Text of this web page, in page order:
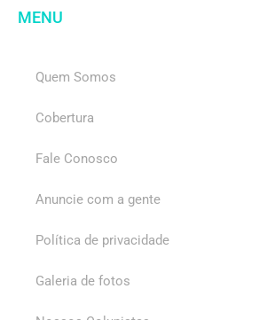
MENU
Quem Somos
Cobertura
Fale Conosco
Anuncie com a gente
Política de privacidade
Galeria de fotos